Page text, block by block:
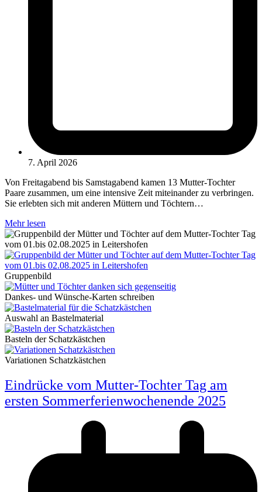
7. April 2026
Von Freitagabend bis Samstagabend kamen 13 Mutter-Tochter
Paare zusammen, um eine intensive Zeit miteinander zu verbringen.
Sie erlebten sich mit anderen Müttern und Töchtern…
Mehr lesen
Gruppenbild
Dankes- und Wünsche-Karten schreiben
Auswahl an Bastelmaterial
Basteln der Schatzkästchen
Variationen Schatzkästchen
Eindrücke vom Mutter-Tochter Tag am
ersten Sommerferienwochenende 2025